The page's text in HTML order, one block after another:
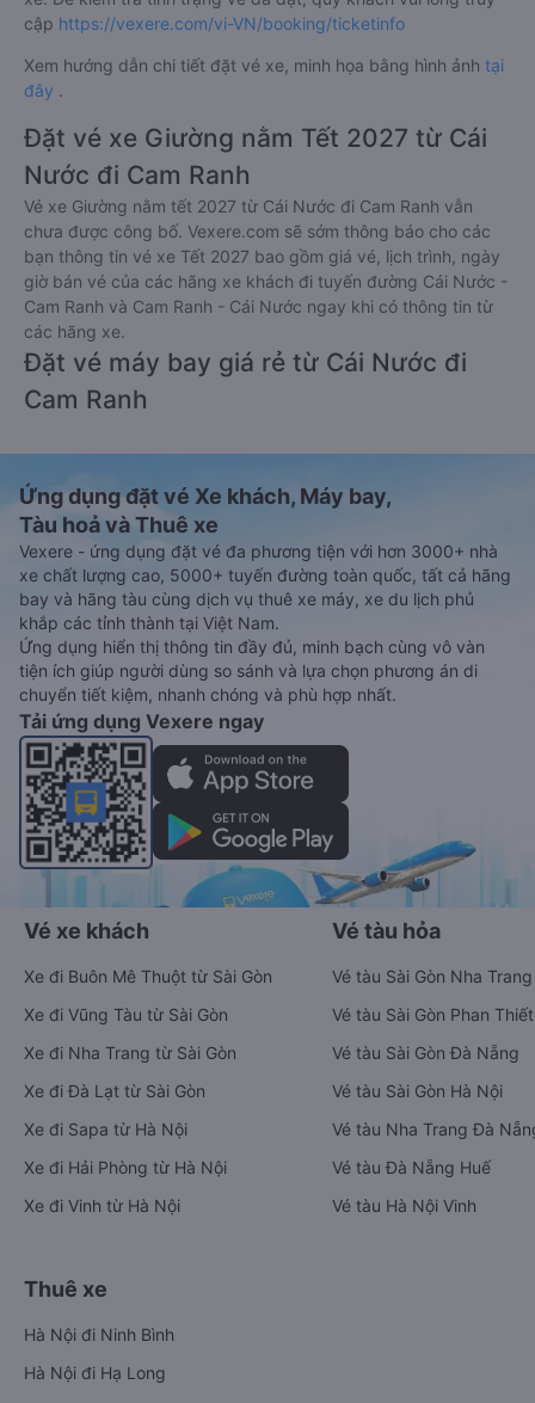
cập https://vexere.com/vi-VN/booking/ticketinfo
Xem hướng dẫn chi tiết đặt vé xe, minh họa bằng hình ảnh tại
đây .
Đặt vé xe Giường nằm Tết 2027 từ Cái
Nước đi Cam Ranh
Vé xe Giường nằm tết 2027 từ Cái Nước đi Cam Ranh vẫn
chưa được công bố. Vexere.com sẽ sớm thông báo cho các
bạn thông tin vé xe Tết 2027 bao gồm giá vé, lịch trình, ngày
giờ bán vé của các hãng xe khách đi tuyến đường Cái Nước -
Cam Ranh và Cam Ranh - Cái Nước ngay khi có thông tin từ
các hãng xe.
Đặt vé máy bay giá rẻ từ Cái Nước đi
Cam Ranh
Ứng dụng đặt vé Xe khách, Máy bay,
Tàu hoả và Thuê xe
Vexere - ứng dụng đặt vé đa phương tiện với hơn 3000+ nhà
xe chất lượng cao, 5000+ tuyến đường toàn quốc, tất cả hãng
bay và hãng tàu cùng dịch vụ thuê xe máy, xe du lịch phủ
khắp các tỉnh thành tại Việt Nam.
Ứng dụng hiển thị thông tin đầy đủ, minh bạch cùng vô vàn
tiện ích giúp người dùng so sánh và lựa chọn phương án di
chuyển tiết kiệm, nhanh chóng và phù hợp nhất.
Tải ứng dụng Vexere ngay
Vé xe khách
Xe đi Buôn Mê Thuột từ Sài Gòn
Xe đi Vũng Tàu từ Sài Gòn
Xe đi Nha Trang từ Sài Gòn
Xe đi Đà Lạt từ Sài Gòn
Xe đi Sapa từ Hà Nội
Xe đi Hải Phòng từ Hà Nội
Xe đi Vinh từ Hà Nội
Vé tàu hỏa
Vé tàu Sài Gòn Nha Trang
Vé tàu Sài Gòn Phan Thiết
Vé tàu Sài Gòn Đà Nẵng
Vé tàu Sài Gòn Hà Nội
Vé tàu Nha Trang Đà
Vé tàu Đà Nẵng Huế
Vé tàu Hà Nội Vinh
Thuê xe
Hà Nội đi Ninh Bình
Hà Nội đi Hạ Long